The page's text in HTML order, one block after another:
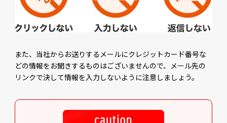
また、当社からお送りするメールにクレジットカード番号な
どの情報をお聞きするものはございませんので、メール先の
リンクで決して情報を入力しないように注意しましょう。